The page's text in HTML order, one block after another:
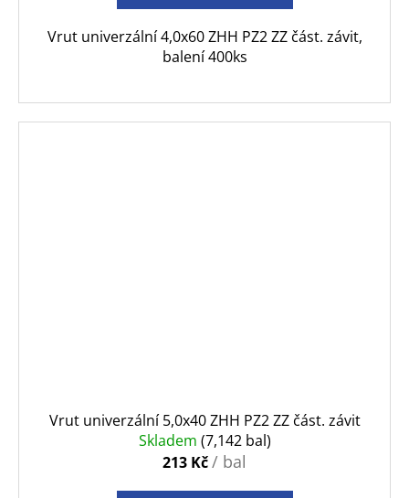
Vrut univerzální 4,0x60 ZHH PZ2 ZZ část. závit,
balení 400ks
Vrut univerzální 5,0x40 ZHH PZ2 ZZ část. závit
Skladem (7,142 bal)
213 Kč/ bal